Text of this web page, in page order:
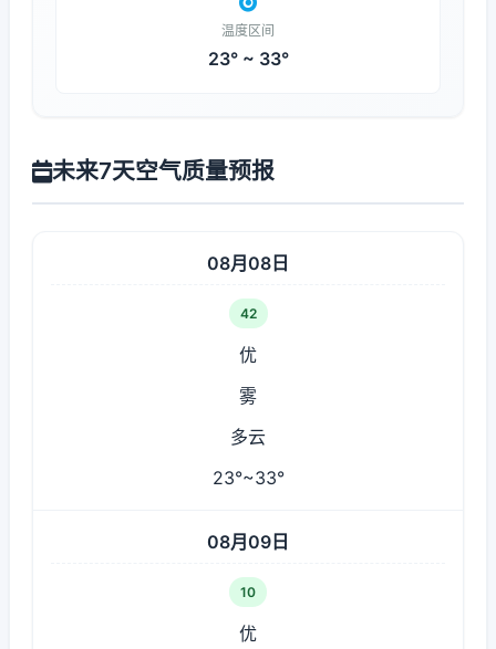
温度区间
23° ~ 33°
未来7天空气质量预报
08月08日
42
优
雾
多云
23°~33°
08月09日
10
优